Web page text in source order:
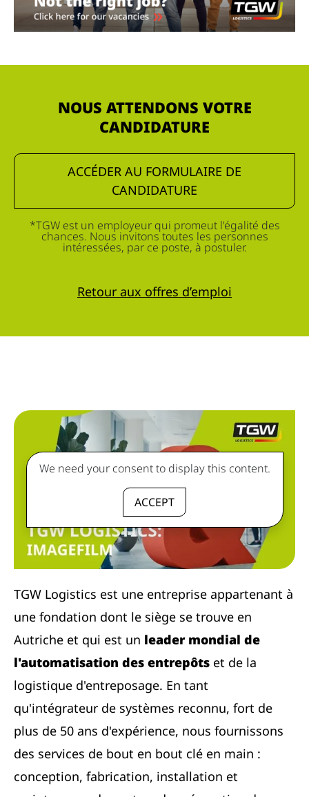
NOUS ATTENDONS VOTRE
CANDIDATURE
ACCÉDER AU FORMULAIRE DE
CANDIDATURE
*TGW est un employeur qui promeut l'égalité des
chances. Nous invitons toutes les personnes
intéressées, par ce poste, à postuler.
Retour aux offres d’emploi
We need your consent to display this content.
ACCEPT
TGW Logistics est une entreprise appartenant à
une fondation dont le siège se trouve en
Autriche et qui est un leader mondial de
l'automatisation des entrepôts et de la
logistique d'entreposage. En tant
qu'intégrateur de systèmes reconnu, fort de
plus de 50 ans d'expérience, nous fournissons
des services de bout en bout clé en main :
conception, fabrication, installation et